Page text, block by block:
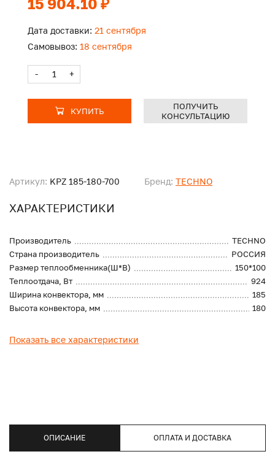
Артикул: KPZ 185-180-700 Бренд: TECHNO
ХАРАКТЕРИСТИКИ
Производитель
TECHNO
Страна производитель
РОССИЯ
Размер теплообменника(Ш*В)
150*100
Теплоотдача, Вт
924
Ширина конвектора, мм
185
Высота конвектора, мм
180
Показать все характеристики
Дата доставки: 21 сентября
Самовывоз: 18 сентября
- +
КУПИТЬ
ПОЛУЧИТЬ
КОНСУЛЬТАЦИЮ
ОПИСАНИЕ ОПЛАТА И ДОСТАВКА